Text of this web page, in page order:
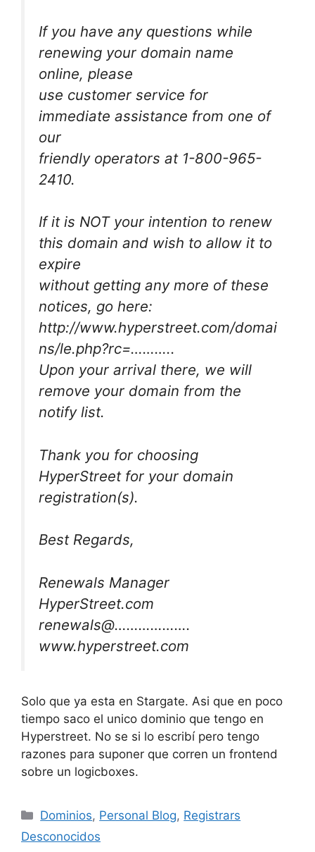
If you have any questions while
renewing your domain name
online, please
use customer service for
immediate assistance from one of
our
friendly operators at 1-800-965-
2410.
If it is NOT your intention to renew
this domain and wish to allow it to
expire
without getting any more of these
notices, go here:
http://www.hyperstreet.com/domai
ns/le.php?rc=………..
Upon your arrival there, we will
remove your domain from the
notify list.
Thank you for choosing
HyperStreet for your domain
registration(s).
Best Regards,
Renewals Manager
HyperStreet.com
renewals@……………….
www.hyperstreet.com
Solo que ya esta en Stargate. Asi que en poco
tiempo saco el unico dominio que tengo en
Hyperstreet. No se si lo escribí pero tengo
razones para suponer que corren un frontend
sobre un logicboxes.
Categorías
Dominios, Personal Blog, Registrars
Desconocidos